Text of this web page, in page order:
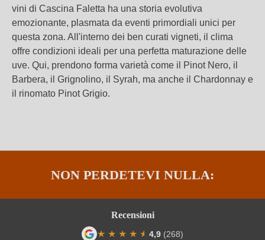
vini di Cascina Faletta ha una storia evolutiva
emozionante, plasmata da eventi primordiali unici per
questa zona. All'interno dei ben curati vigneti, il clima
offre condizioni ideali per una perfetta maturazione delle
uve. Qui, prendono forma varietà come il Pinot Nero, il
Barbera, il Grignolino, il Syrah, ma anche il Chardonnay e
il rinomato Pinot Grigio.
NON PERDETEVI NULLA:
Recensioni
★ ★ ★ ★ ★
★ 4,9 (268)